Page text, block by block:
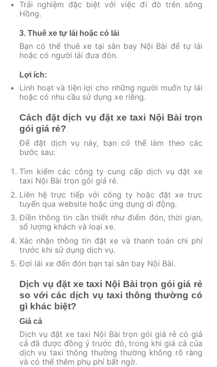
Trải nghiệm đặc biệt với việc đi đò trên sông
Hồng.
3. Thuê xe tự lái hoặc có lái
Bạn có thể thuê xe tại sân bay Nội Bài để tự lái
hoặc có người lái đưa đón.
Lợi ích:
Linh hoạt và tiện lợi cho những người muốn tự lái
hoặc có nhu cầu sử dụng xe riêng.
Cách đặt dịch vụ đặt xe taxi Nội Bài trọn
gói giá rẻ?
Để đặt dịch vụ này, bạn có thể làm theo các
bước sau:
Tìm kiếm các công ty cung cấp dịch vụ đặt xe
taxi Nội Bài trọn gói giá rẻ.
Liên hệ trực tiếp với công ty hoặc đặt xe trực
tuyến qua website hoặc ứng dụng di động.
Điền thông tin cần thiết như điểm đón, thời gian,
số lượng khách và loại xe.
Xác nhận thông tin đặt xe và thanh toán chi phí
trước khi sử dụng dịch vụ.
Đợi lái xe đến đón bạn tại sân bay Nội Bài.
Dịch vụ đặt xe taxi Nội Bài trọn gói giá rẻ
so với các dịch vụ taxi thông thường có
gì khác biệt?
Giá cả
Dịch vụ đặt xe taxi Nội Bài trọn gói giá rẻ có giá
cả đã được đồng ý trước đó, trong khi giá cả của
dịch vụ taxi thông thường thường không rõ ràng
và có thể thêm phụ phí bất ngờ.